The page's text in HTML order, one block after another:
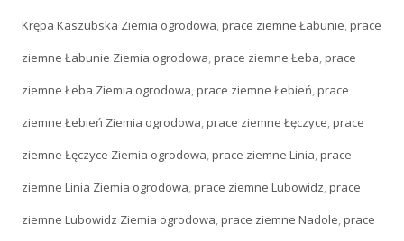
Krępa Kaszubska Ziemia ogrodowa,prace ziemne Łabunie,prace
ziemne Łabunie Ziemia ogrodowa,prace ziemne Łeba,prace
ziemne Łeba Ziemia ogrodowa,prace ziemne Łebień,prace
ziemne Łebień Ziemia ogrodowa,prace ziemne Łęczyce,prace
ziemne Łęczyce Ziemia ogrodowa,prace ziemne Linia,prace
ziemne Linia Ziemia ogrodowa,prace ziemne Lubowidz,prace
ziemne Lubowidz Ziemia ogrodowa,prace ziemne Nadole,prace